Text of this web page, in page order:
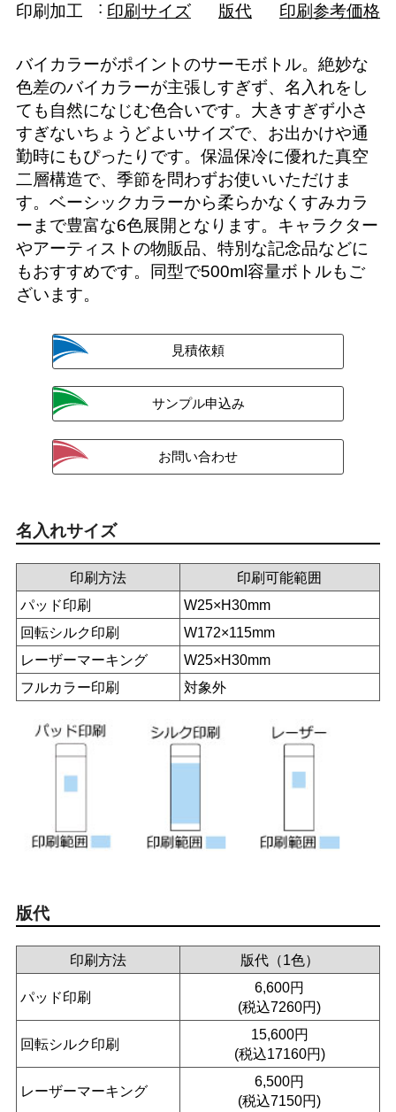
印刷加工
印刷サイズ 版代 印刷参考価格
バイカラーがポイントのサーモボトル。絶妙な
色差のバイカラーが主張しすぎず、名入れをし
ても自然になじむ色合いです。大きすぎず小さ
すぎないちょうどよいサイズで、お出かけや通
勤時にもぴったりです。保温保冷に優れた真空
二層構造で、季節を問わずお使いいただけま
す。ベーシックカラーから柔らかなくすみカラ
ーまで豊富な6色展開となります。キャラクター
やアーティストの物販品、特別な記念品などに
もおすすめです。同型で500ml容量ボトルもご
ざいます。
名入れサイズ
印刷方法
印刷可能範囲
パッド印刷
W25×H30mm
回転シルク印刷
W172×115mm
レーザーマーキング
W25×H30mm
フルカラー印刷
対象外
版代
印刷方法 版代（1色）
パッド印刷
6,600円
(税込7260円)
回転シルク印刷
15,600円
(税込17160円)
レーザーマーキング
6,500円
(税込7150円)